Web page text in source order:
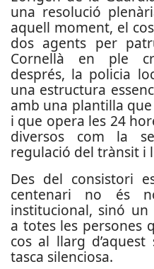
una resolució
aquell moment, el
dos agents per
Cornellà en ple
després, la policia
una estructura
amb una plantilla
i que opera les 24
diversos com la
regulació del trànsit i
Des del consistori
centenari no és
institucional, sinó un
a totes les persones
cos al llarg d’aquest
tasca silenciosa.